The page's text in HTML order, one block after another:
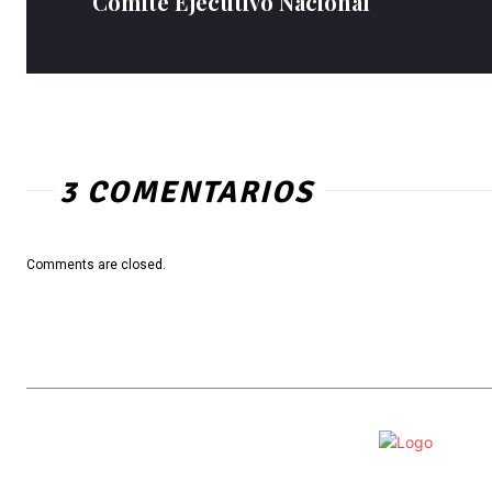
3 COMENTARIOS
Comments are closed.